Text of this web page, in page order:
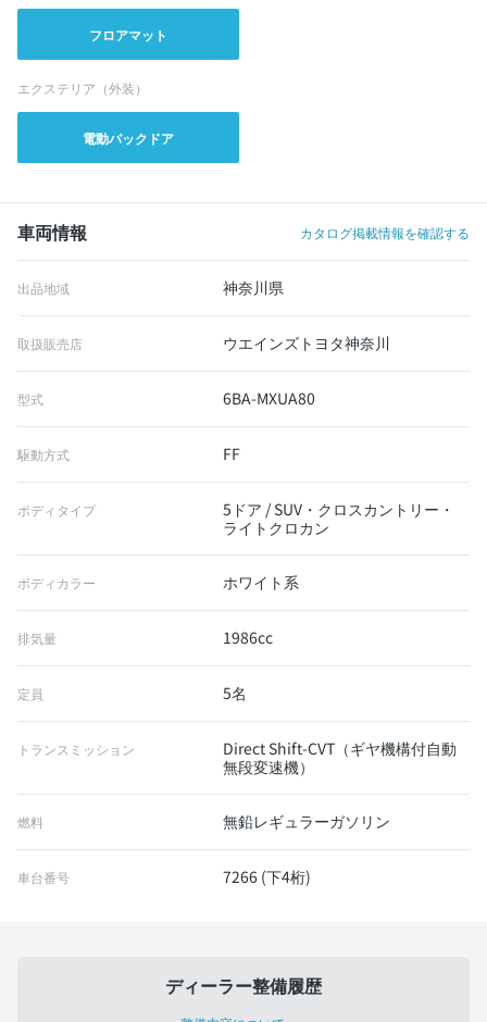
フロアマット
エクステリア（外装）
電動バックドア
車両情報 カタログ掲載情報を確認する
出品地域 神奈川県
取扱販売店 ウエインズトヨタ神奈川
型式 6BA-MXUA80
駆動方式 FF
ボディタイプ
5ドア / SUV・クロスカントリー・
ライトクロカン
ボディカラー ホワイト系
排気量 1986cc
定員 5名
トランスミッション
Direct Shift-CVT（ギヤ機構付自動
無段変速機）
燃料 無鉛レギュラーガソリン
車台番号 7266 (下4桁)
ディーラー整備履歴